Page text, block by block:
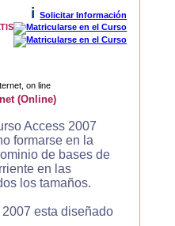
i
Solicitar Información
(Online)
Access 2007
formarse en la
de bases de
en las
los tamaños.
esta diseñado